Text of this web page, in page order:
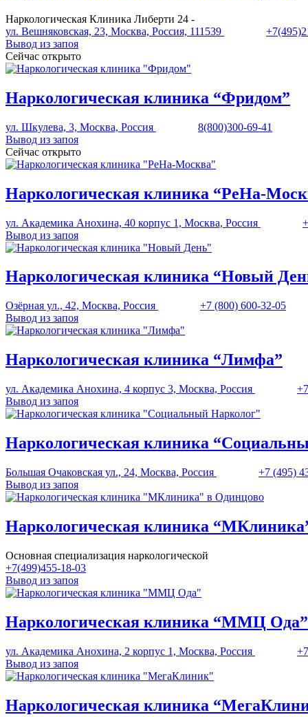
Наркологическая Клиника Либерти 24 -
ул. Вешняковская, 23, Москва, Россия, 111539
Вывод из запоя
Сейчас открыто
Наркологическая клиника “Фридом”
ул. Шкулева, 3, Москва, Россия
8(800)300-69-41
Вывод из запоя
Сейчас открыто
Наркологическая клиника “РеНа-
ул. Академика Анохина, 40 корпус 1, Москва, Россия
Вывод из запоя
Наркологическая клиника “Новый
Озёрная ул., 42, Москва, Россия
+7 (800) 600-32-05
Вывод из запоя
Наркологическая клиника “Лимфа”
ул. Академика Анохина, 4 корпус 3, Москва, Россия
Вывод из запоя
Наркологическая клиника
Большая Очаковская ул., 24, Москва, Россия
+7 (495)
Вывод из запоя
Наркологическая клиника
Основная специализация наркологической
+7(499)455-18-03
Вывод из запоя
Наркологическая клиника “ММЦ Ода”
ул. Академика Анохина, 2 корпус 1, Москва, Россия
Вывод из запоя
Наркологическая клиника